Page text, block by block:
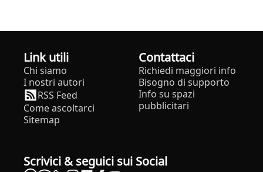
Link utili
Chi siamo
I nostri autori
RSS Feed
Come ascoltarci
Sitemap
Contattaci
Richiedi maggiori info
Bisogno di supporto
Info su spazi
pubblicitari
Scrivici & seguici sui Social